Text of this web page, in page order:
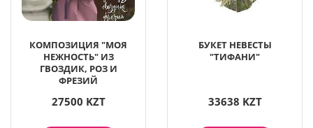
КОМПОЗИЦИЯ "МОЯ
НЕЖНОСТЬ" ИЗ
ГВОЗДИК, РОЗ И
ФРЕЗИЙ
27500 KZT
БУКЕТ НЕВЕСТЫ
"ТИФАНИ"
33638 KZT